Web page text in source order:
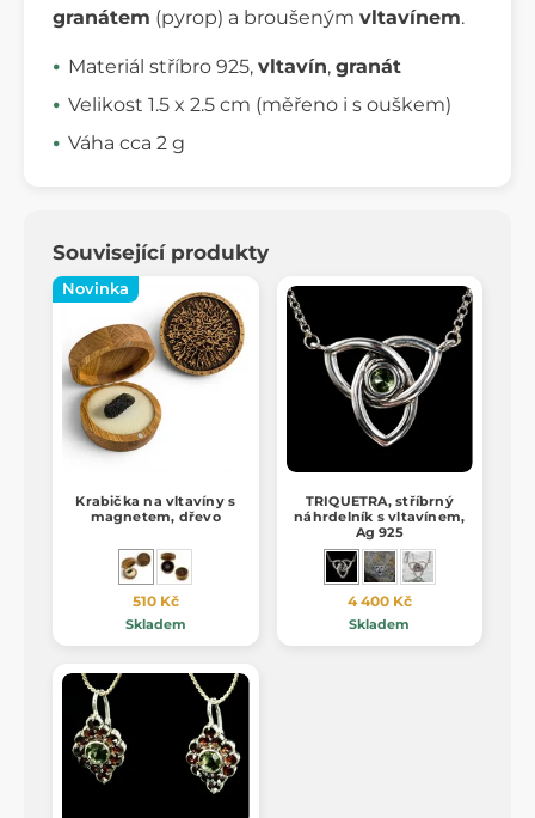
granátem (pyrop) a broušeným vltavínem.
Materiál stříbro 925, vltavín, granát
Velikost 1.5 x 2.5 cm (měřeno i s ouškem)
Váha cca 2 g
Související produkty
Novinka
Krabička na vltavíny s
magnetem, dřevo
510 Kč
Skladem
TRIQUETRA, stříbrný
náhrdelník s vltavínem,
Ag 925
4 400 Kč
Skladem